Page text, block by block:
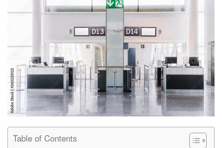
Table of Contents